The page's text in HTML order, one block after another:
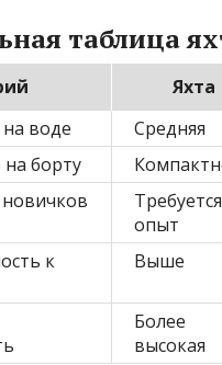
таблица
Яхта
воде
Средняя
борту
Требуется
опыт
к
Выше
Более
высокая